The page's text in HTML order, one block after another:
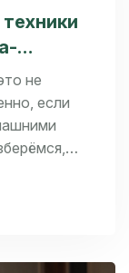
не
если
2024 году
дадим
с